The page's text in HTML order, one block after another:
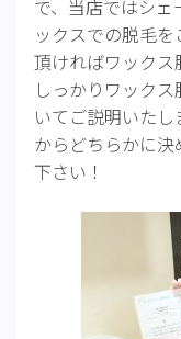
で、当店ではシェ
ックスでの脱毛
頂ければワックス
しっかりワック
いてご説明いた
からどちらかに
下さい！